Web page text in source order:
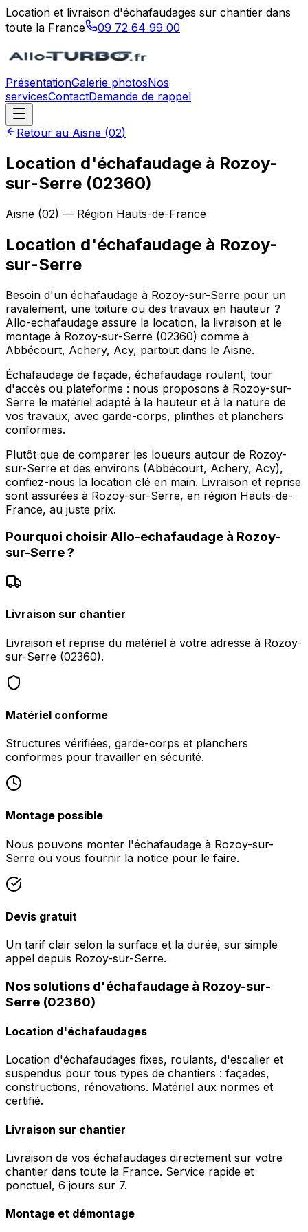
Location et livraison d'échafaudages sur chantier dans
toute la France
09 72 64 99 00
PrésentationGalerie photosNos
servicesContactDemande de rappel
Retour au Aisne (02)
Location d'échafaudage à Rozoy-
sur-Serre (02360)
Aisne (02) — Région Hauts-de-France
Location d'échafaudage à Rozoy-
sur-Serre
Besoin d'un échafaudage à Rozoy-sur-Serre pour un
ravalement, une toiture ou des travaux en hauteur ?
Allo-echafaudage assure la location, la livraison et le
montage à Rozoy-sur-Serre (02360) comme à
Abbécourt, Achery, Acy, partout dans le Aisne.
Échafaudage de façade, échafaudage roulant, tour
d'accès ou plateforme : nous proposons à Rozoy-sur-
Serre le matériel adapté à la hauteur et à la nature de
vos travaux, avec garde-corps, plinthes et planchers
conformes.
Plutôt que de comparer les loueurs autour de Rozoy-
sur-Serre et des environs (Abbécourt, Achery, Acy),
confiez-nous la location clé en main. Livraison et reprise
sont assurées à Rozoy-sur-Serre, en région Hauts-de-
France, au juste prix.
Pourquoi choisir Allo-echafaudage à Rozoy-
sur-Serre?
Livraison sur chantier
Livraison et reprise du matériel à votre adresse à Rozoy-
sur-Serre (02360).
Matériel conforme
Structures vérifiées, garde-corps et planchers
conformes pour travailler en sécurité.
Montage possible
Nous pouvons monter l'échafaudage à Rozoy-sur-
Serre ou vous fournir la notice pour le faire.
Devis gratuit
Un tarif clair selon la surface et la durée, sur simple
appel depuis Rozoy-sur-Serre.
Nos solutions d'échafaudage à Rozoy-sur-
Serre (02360)
Location d'échafaudages
Location d'échafaudages fixes, roulants, d'escalier et
suspendus pour tous types de chantiers : façades,
constructions, rénovations. Matériel aux normes et
certifié.
Livraison sur chantier
Livraison de vos échafaudages directement sur votre
chantier dans toute la France. Service rapide et
ponctuel, 6 jours sur 7.
Montage et démontage